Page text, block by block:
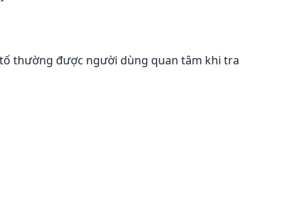
thường được người dùng quan tâm khi tra